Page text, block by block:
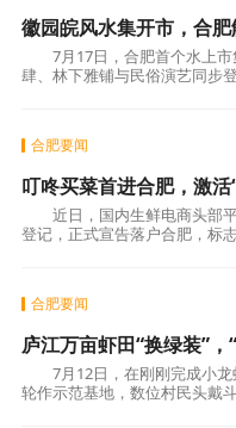
徽园皖风水集开市，合
7月17日，合肥首个水上市
肆、林下雅铺与民俗演艺同步
合肥要闻
叮咚买菜首进合肥，激活
近日，国内生鲜电商头部平
登记，正式宣告落户合肥，标
合肥要闻
庐江万亩虾田“换绿装”
7月12日，在刚刚完成小龙
轮作示范基地，数位村民头戴